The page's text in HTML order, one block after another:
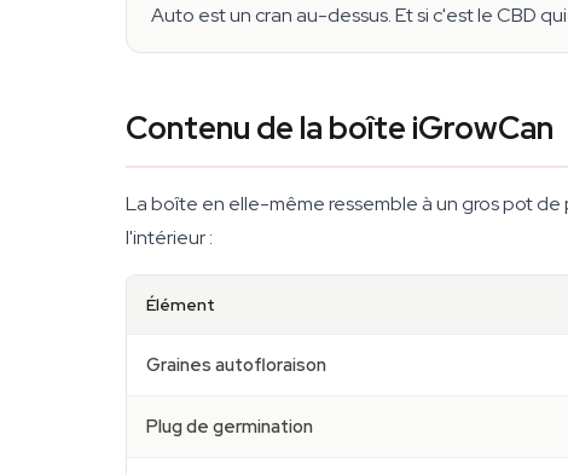
Auto est un cran au-dessus. Et si c'est le CBD
Contenu de la boîte iGrowCan
La boîte en elle-même ressemble à un gros pot
l'intérieur :
Élément
Graines autofloraison
Plug de germination